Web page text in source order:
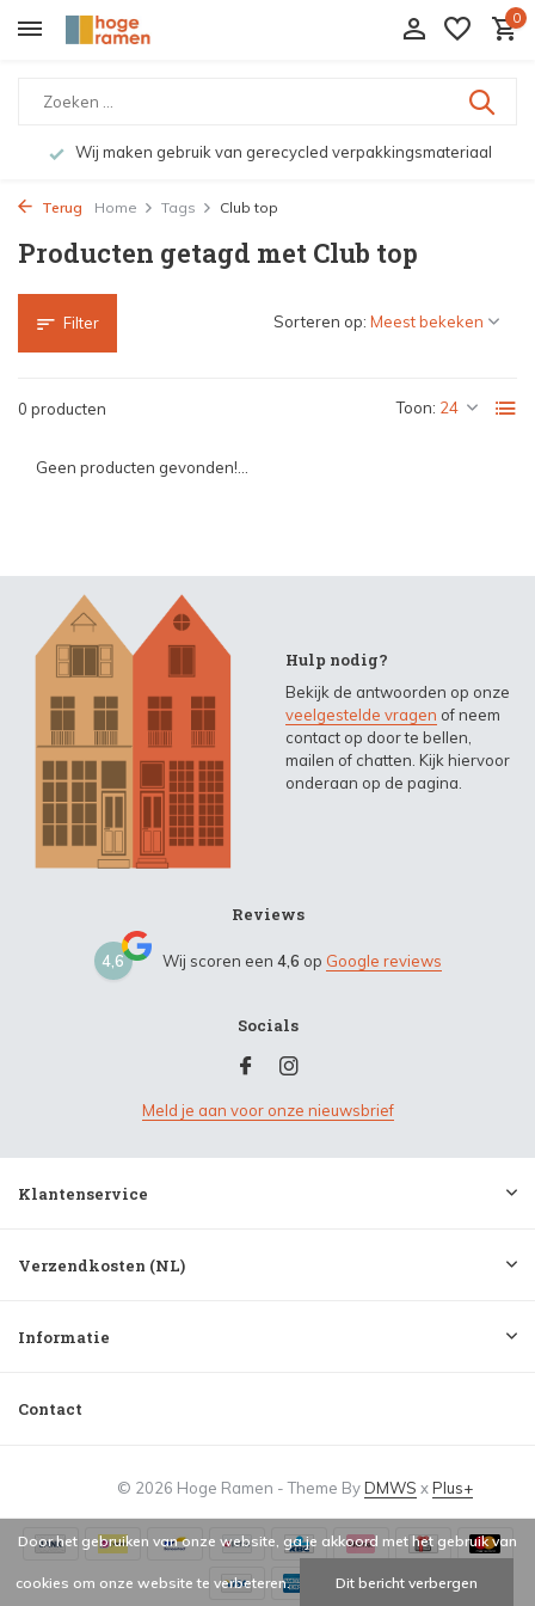
0
Wij maken gebruik van gerecycled verpakkingsmateriaal
Terug Home Tags Club top
Producten getagd met Club top
Filter
0 producten Toon:
Sorteren op:
Geen producten gevonden!...
Hulp nodig?
Bekijk de antwoorden op onze
veelgestelde vragen of neem
contact op door te bellen,
mailen of chatten. Kijk hiervoor
onderaan op de pagina.
Reviews
4,6 Wij scoren een 4,6 op Google reviews
Socials
Meld je aan voor onze nieuwsbrief
Klantenservice
Verzendkosten (NL)
Informatie
Contact
© 2026 Hoge Ramen - Theme ByDMWS xPlus+
Door het gebruiken van onze website, ga je akkoord met het gebruik van
cookies om onze website te verbeteren. Dit bericht verbergen